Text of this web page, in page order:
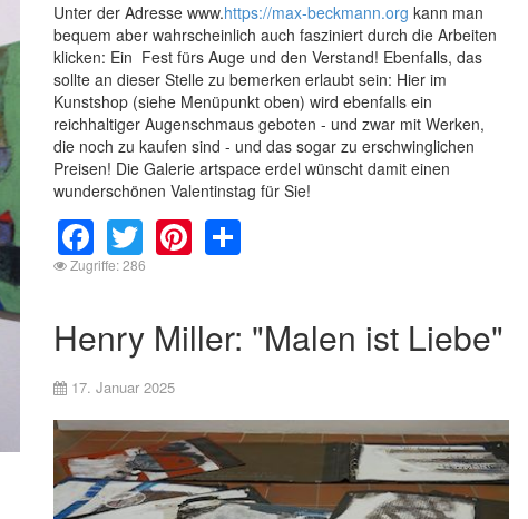
Unter der Adresse www.https://max-beckmann.org kann man
bequem aber wahrscheinlich auch fasziniert durch die Arbeiten
klicken: Ein Fest fürs Auge und den Verstand! Ebenfalls, das
sollte an dieser Stelle zu bemerken erlaubt sein: Hier im
Kunstshop (siehe Menüpunkt oben) wird ebenfalls ein
reichhaltiger Augenschmaus geboten - und zwar mit Werken,
die noch zu kaufen sind - und das sogar zu erschwinglichen
Preisen! Die Galerie artspace erdel wünscht damit einen
wunderschönen Valentinstag für Sie!
Facebook
TwitterPinterest
Share
Zugriffe: 286
Henry Miller: "Malen ist Liebe"
17. Januar 2025